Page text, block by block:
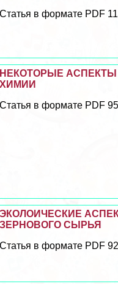
Статья в формате PDF
НЕКОТОРЫЕ
ХИМИИ
Статья в формате PDF
ЭКОЛОИЧЕСКИЕ
ЗЕРНОВОГО СЫРЬЯ
Статья в формате PDF